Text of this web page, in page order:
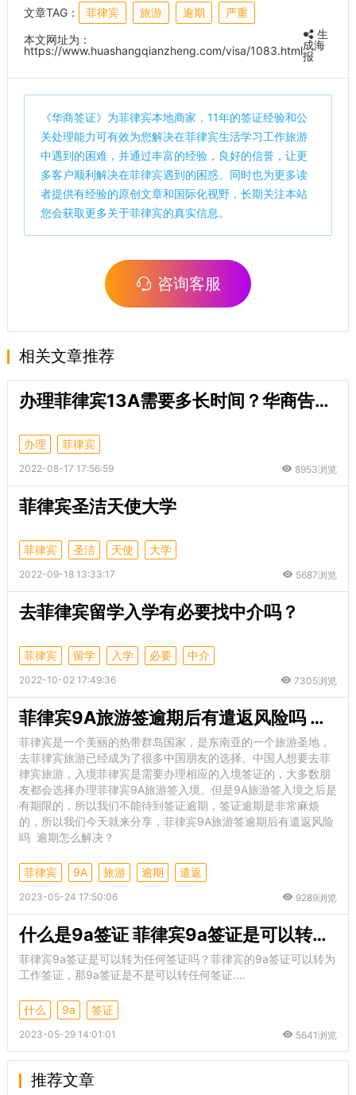
文章TAG： 菲律宾 旅游 逾期
严重
本文网址为：
https://www.huashangqianzheng.com/visa/1083.html
生
成海
报
《华商签证》为菲律宾本地商家，11年的签证经验和公
关处理能力可有效为您解决在菲律宾生活学习工作旅游
中遇到的困难，并通过丰富的经验，良好的信誉，让更
多客户顺利解决在菲律宾遇到的困惑。同时也为更多读
者提供有经验的原创文章和国际化视野，长期关注本站
您会获取更多关于菲律宾的真实信息。
咨询客服
相关文章推荐
办理菲律宾13A需要多长时间？华商告诉你！
办理 菲律宾
2022-08-17 17:56:59 8953浏览
菲律宾圣洁天使大学
菲律宾 圣洁 天使 大学
2022-09-18 13:33:17 5687浏览
去菲律宾留学入学有必要找中介吗？
菲律宾 留学 入学 必要 中介
2022-10-02 17:49:36 7305浏览
菲律宾9A旅游签逾期后有遣返风险吗 逾期怎么解决
菲律宾是一个美丽的热带群岛国家，是东南亚的一个旅游圣地，
去菲律宾旅游已经成为了很多中国朋友的选择。中国人想要去菲
律宾旅游，入境菲律宾是需要办理相应的入境签证的，大多数朋
友都会选择办理菲律宾9A旅游签入境。但是9A旅游签入境之后是
有期限的，所以我们不能待到签证逾期，签证逾期是非常麻烦
的，所以我们今天就来分享，菲律宾9A旅游签逾期后有遣返风险
吗 逾期怎么解决？
菲律宾 9A 旅游 逾期 遣返
2023-05-24 17:50:06 9289浏览
什么是9a签证 菲律宾9a签证是可以转为任何签证吗
菲律宾9a签证是可以转为任何签证吗？菲律宾的9a签证可以转为
工作签证，那9a签证是不是可以转任何签证....
什么 9a 签证
2023-05-29 14:01:01 5641浏览
推荐文章